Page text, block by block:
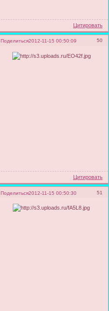
Цитировать
Поделиться 50
2012-11-15 00:50:09
Цитировать
Поделиться 51
2012-11-15 00:50:30